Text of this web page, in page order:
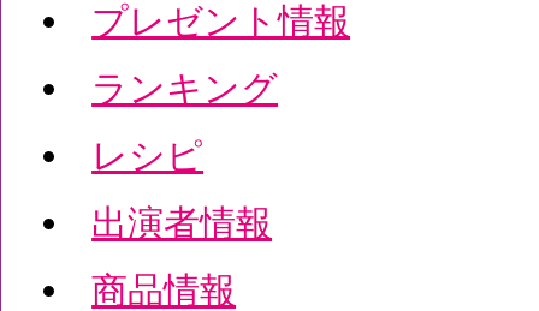
プレゼント情報
ランキング
レシピ
出演者情報
商品情報